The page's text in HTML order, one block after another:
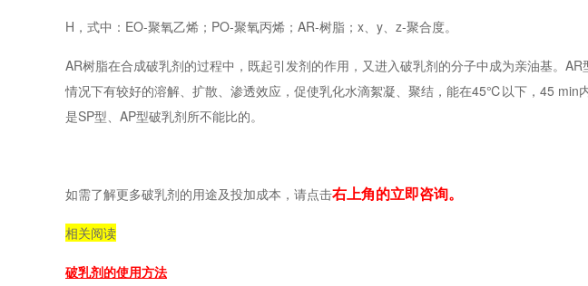
H，式中：EO-聚氧乙烯；PO-聚氧丙烯；AR-树脂；x、y、z-聚合度。
AR树脂在合成破乳剂的过程中，既起引发剂的作用，又进入破乳剂的分子中成为亲油基。
情况下有较好的溶解、扩散、渗透效应，促使乳化水滴絮凝、聚结，能在45℃以下，45 min
是SP型、AP型破乳剂所不能比的。
如需了解更多破乳剂的用途及投加成本，请点击右上角的立即咨询。
相关阅读
破乳剂的使用方法